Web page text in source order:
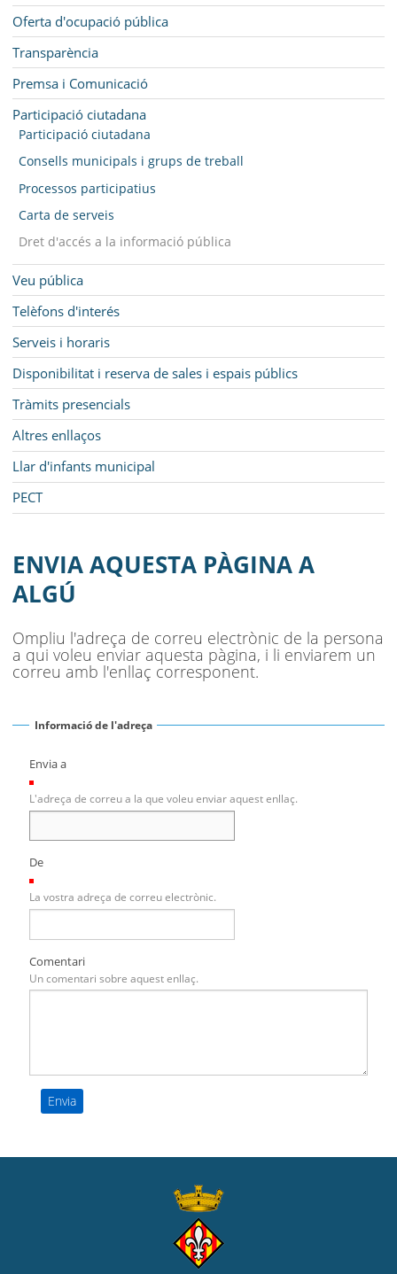
Oferta d'ocupació pública
Transparència
Premsa i Comunicació
Participació ciutadana
Participació ciutadana
Consells municipals i grups de treball
Processos participatius
Carta de serveis
Dret d'accés a la informació pública
Veu pública
Telèfons d'interés
Serveis i horaris
Disponibilitat i reserva de sales i espais públics
Tràmits presencials
Altres enllaços
Llar d'infants municipal
PECT
ENVIA AQUESTA PÀGINA A
ALGÚ
Ompliu l'adreça de correu electrònic de la persona
a qui voleu enviar aquesta pàgina, i li enviarem un
correu amb l'enllaç corresponent.
Informació de l'adreça
Envia a
L'adreça de correu a la que voleu enviar aquest enllaç.
De
La vostra adreça de correu electrònic.
Comentari
Un comentari sobre aquest enllaç.